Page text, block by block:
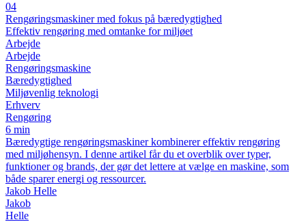
04
Rengøringsmaskiner med fokus på bæredygtighed
Effektiv rengøring med omtanke for miljøet
Arbejde
Arbejde
Rengøringsmaskine
Bæredygtighed
Miljøvenlig teknologi
Erhverv
Rengøring
6 min
Bæredygtige rengøringsmaskiner kombinerer effektiv rengøring
med miljøhensyn. I denne artikel får du et overblik over typer,
funktioner og brands, der gør det lettere at vælge en maskine, som
både sparer energi og ressourcer.
Jakob Helle
Jakob
Helle